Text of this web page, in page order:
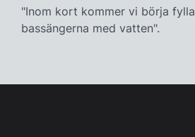
"Inom kort kommer vi börja fylla
bassängerna med vatten".